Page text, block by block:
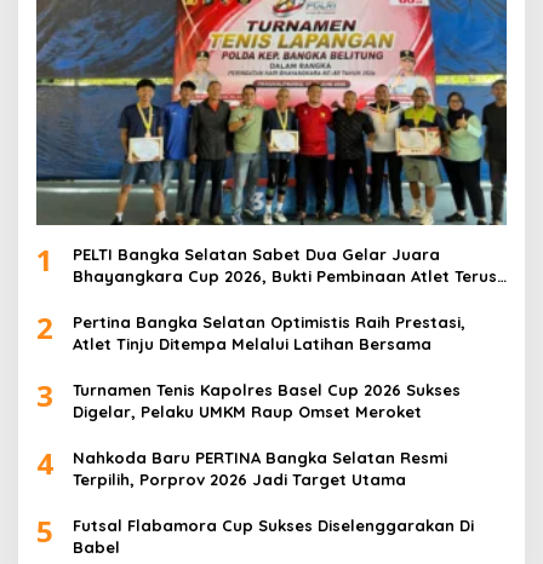
1
PELTI Bangka Selatan Sabet Dua Gelar Juara
Bhayangkara Cup 2026, Bukti Pembinaan Atlet Terus
2
Pertina Bangka Selatan Optimistis Raih Prestasi,
Atlet Tinju Ditempa Melalui Latihan Bersama
3
Turnamen Tenis Kapolres Basel Cup 2026 Sukses
Digelar, Pelaku UMKM Raup Omset Meroket
4
Nahkoda Baru PERTINA Bangka Selatan Resmi
Terpilih, Porprov 2026 Jadi Target Utama
5
Futsal Flabamora Cup Sukses Diselenggarakan Di
Babel